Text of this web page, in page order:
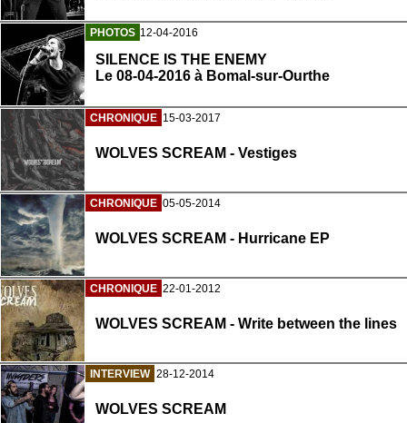
PHOTOS 12-04-2016
SILENCE IS THE ENEMY
Le 08-04-2016 à Bomal-sur-Ourthe
CHRONIQUE 15-03-2017
WOLVES SCREAM - Vestiges
CHRONIQUE 05-05-2014
WOLVES SCREAM - Hurricane EP
CHRONIQUE 22-01-2012
WOLVES SCREAM - Write between the lines
INTERVIEW 28-12-2014
WOLVES SCREAM